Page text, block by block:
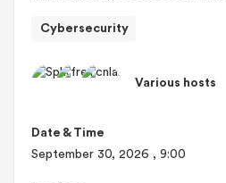
Cybersecurity
Various hosts
Date & Time
September 30, 2026 , 9:00